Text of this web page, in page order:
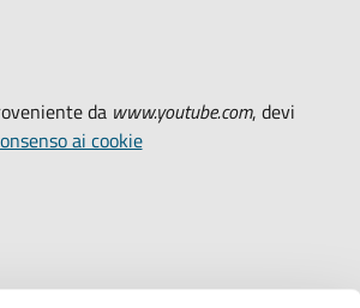
da www.youtube.com, devi
ai cookie